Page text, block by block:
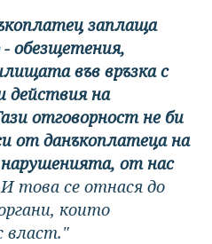
заплаща
обезщетения,
във връзка с
действия на
отговорност не би
от данъкоплатеца на
от нас
това се отнася до
които
власт."